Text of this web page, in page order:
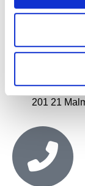
Lilla
211 38
Postadress
201 21